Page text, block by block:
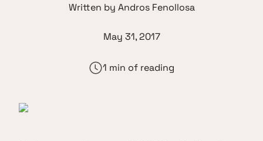
Written by Andros Fenollosa
May 31, 2017
1 min of reading